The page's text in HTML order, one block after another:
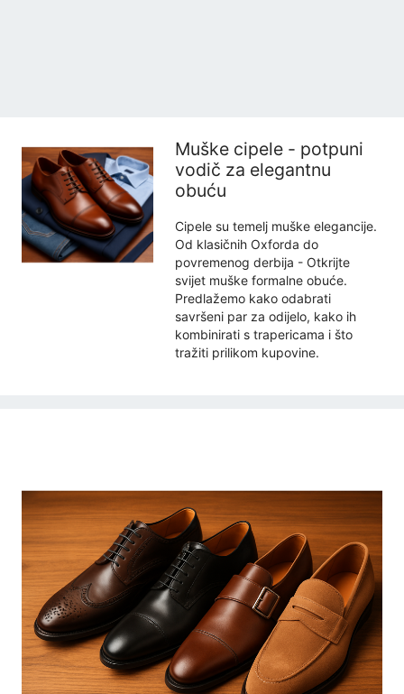
Muške cipele - potpuni
vodič za elegantnu
obuću
Cipele su temelj muške elegancije.
Od klasičnih Oxforda do
povremenog derbija - Otkrijte
svijet muške formalne obuće.
Predlažemo kako odabrati
savršeni par za odijelo, kako ih
kombinirati s trapericama i što
tražiti prilikom kupovine.